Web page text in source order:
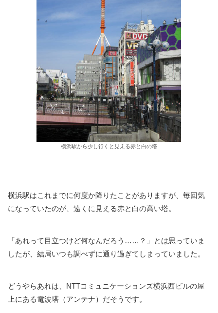
横浜駅から少し行くと見える赤と白の塔
横浜駅はこれまでに何度か降りたことがありますが、毎回気
になっていたのが、遠くに見える赤と白の高い塔。
「あれって目立つけど何なんだろう……？」とは思っていま
したが、結局いつも調べずに通り過ぎてしまっていました。
どうやらあれは、NTTコミュニケーションズ横浜西ビルの屋
上にある電波塔（アンテナ）だそうです。